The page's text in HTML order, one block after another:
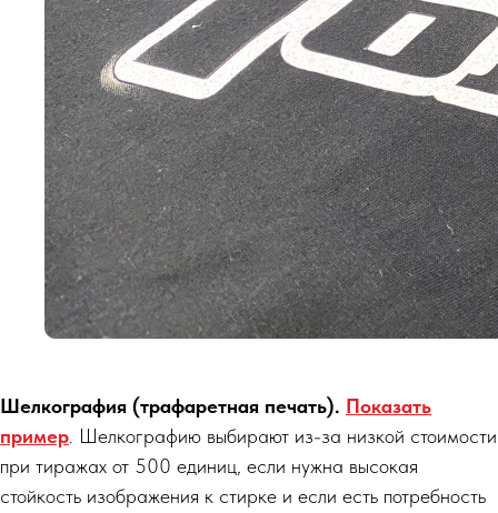
Шелкография (трафаретная печать). Показать
пример . Шелкографию выбирают из-за низкой стоимости
при тиражах от 500 единиц, если нужна высокая
стойкость изображения к стирке и если есть потребность